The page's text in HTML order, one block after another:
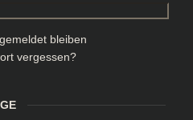
bleiben
vergessen?